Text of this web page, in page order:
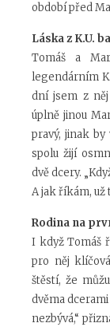
období před
Láska z K.U.
Tomáš a
legendárním
dní jsem z
úplně jinou
pravý, jinak by
spolu žijí
dvě dcery.
A jak říkám, už
Rodina na
I když Tomáš
pro něj
štěstí, že
dvěma
nezbývá,“